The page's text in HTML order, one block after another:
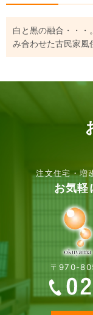
白と黒の融合・・・
み合わせた古民家風
注文住宅・増
お気軽
〒970-